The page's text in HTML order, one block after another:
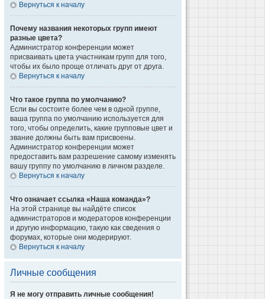
Вернуться к началу
Почему названия некоторых групп имеют
разные цвета?
Администратор конференции может
присваивать цвета участникам групп для того,
чтобы их было проще отличать друг от друга.
Вернуться к началу
Что такое группа по умолчанию?
Если вы состоите более чем в одной группе,
ваша группа по умолчанию используется для
того, чтобы определить, какие групповые цвет и
звание должны быть вам присвоены.
Администратор конференции может
предоставить вам разрешение самому изменять
вашу группу по умолчанию в личном разделе.
Вернуться к началу
Что означает ссылка «Наша команда»?
На этой странице вы найдёте список
администраторов и модераторов конференции
и другую информацию, такую как сведения о
форумах, которые они модерируют.
Вернуться к началу
Личные сообщения
Я не могу отправить личные сообщения!